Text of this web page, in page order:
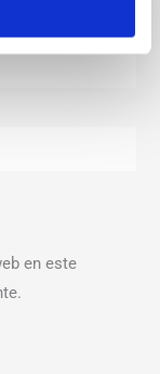
en este